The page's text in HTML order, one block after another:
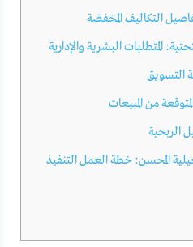
التكاليف المخفضة
المتطلبات البشرية والإدارية
التسويق
من المبيعات
الربحية
المحسن: خطة العمل التنفيذ